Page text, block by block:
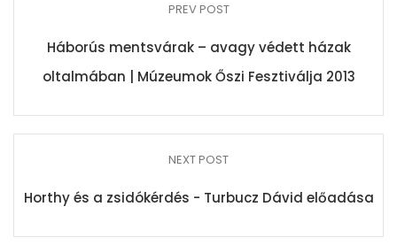
PREV POST
Háborús mentsvárak – avagy védett házak
oltalmában | Múzeumok Őszi Fesztiválja 2013
NEXT POST
Horthy és a zsidókérdés - Turbucz Dávid előadása